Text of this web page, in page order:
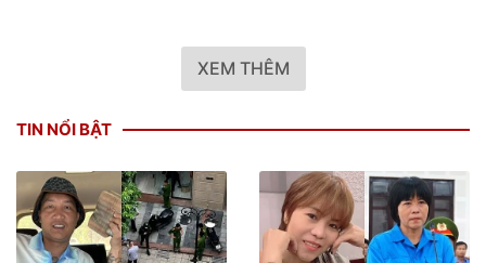
XEM THÊM
TIN NỔI BẬT